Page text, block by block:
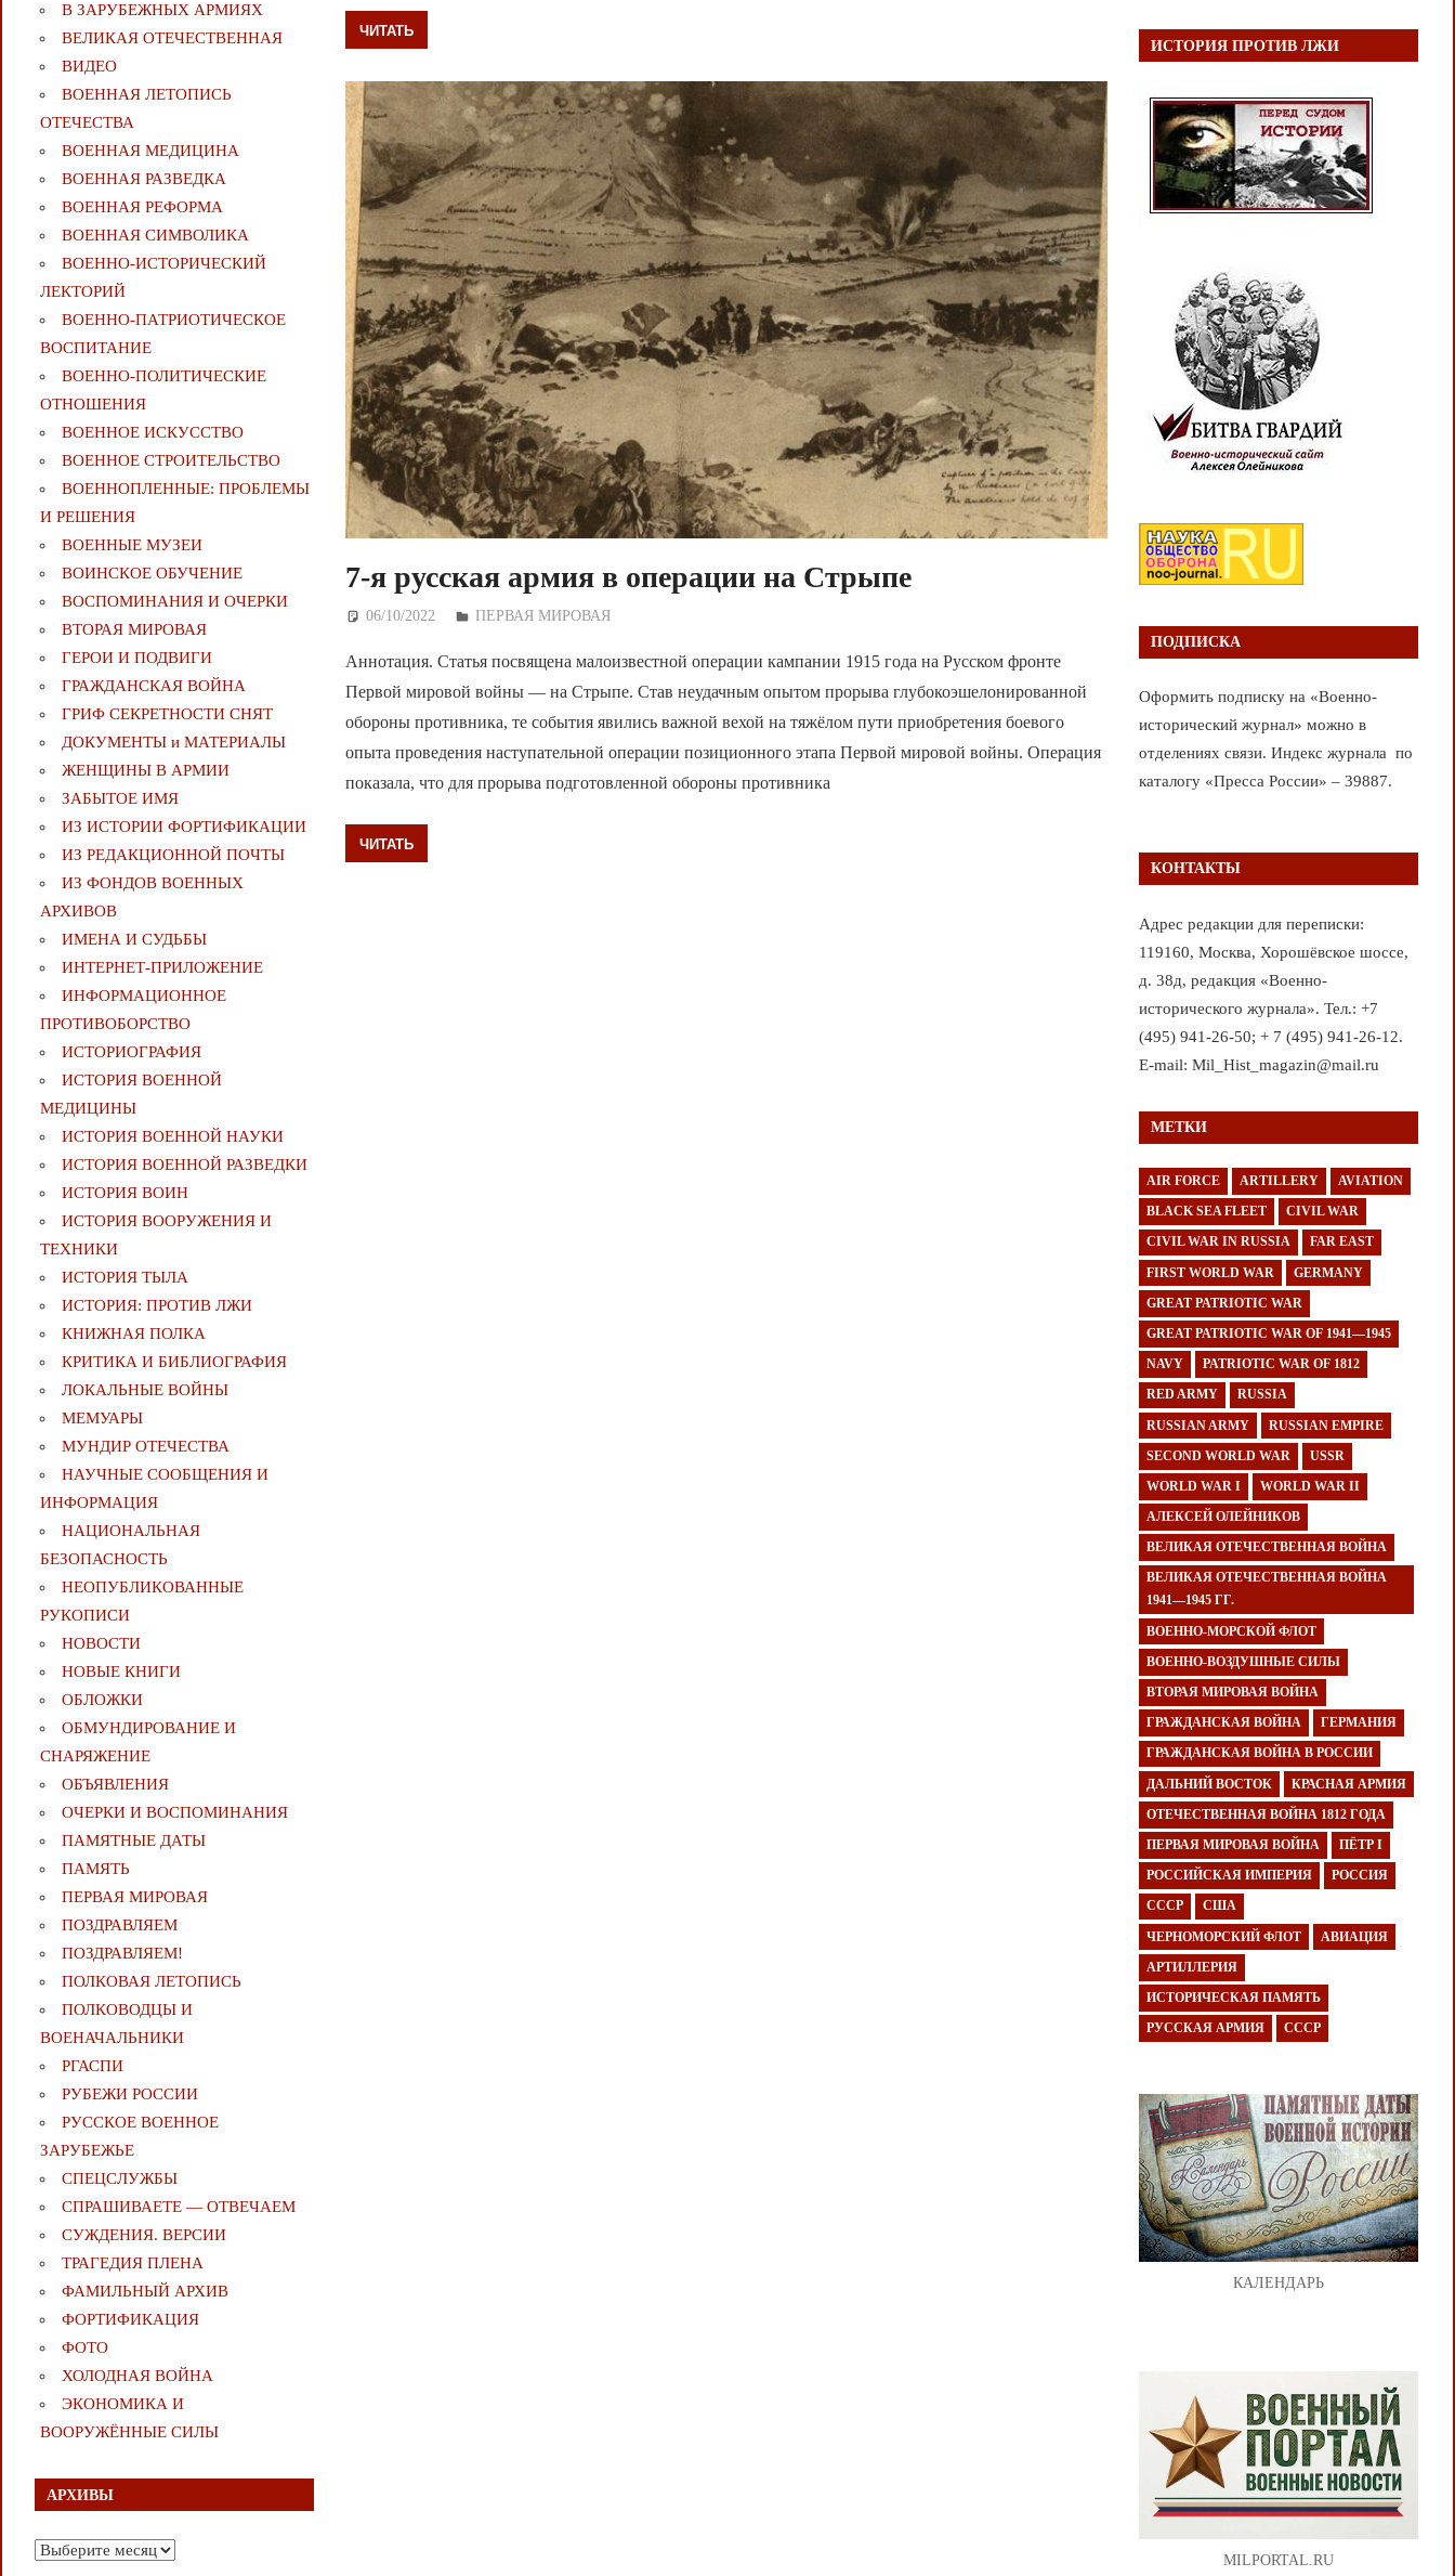
ЧИТАТЬ
7-я русская армия в операции на Стрыпе
06/10/2022 Дежурный по Редакции
ПЕРВАЯ МИРОВАЯ
Аннотация. Статья посвящена малоизвестной операции кампании 1915 года на Русском фронте
Первой мировой войны — на Стрыпе. Став неудачным опытом прорыва глубокоэшелонированной
обороны противника, те события явились важной вехой на тяжёлом пути приобретения боевого
опыта проведения наступательной операции позиционного этапа Первой мировой войны. Операция
показала, что для прорыва подготовленной обороны противника
ЧИТАТЬ
В ЗАРУБЕЖНЫХ АРМИЯХ
ВЕЛИКАЯ ОТЕЧЕСТВЕННАЯ
ВИДЕО
ВОЕННАЯ ЛЕТОПИСЬ
ОТЕЧЕСТВА
ВОЕННАЯ МЕДИЦИНА
ВОЕННАЯ РАЗВЕДКА
ВОЕННАЯ РЕФОРМА
ВОЕННАЯ СИМВОЛИКА
ВОЕННО-ИСТОРИЧЕСКИЙ
ЛЕКТОРИЙ
ВОЕННО-ПАТРИОТИЧЕСКОЕ
ВОСПИТАНИЕ
ВОЕННО-ПОЛИТИЧЕСКИE
ОТНОШЕНИЯ
ВОЕННОЕ ИСКУССТВО
ВОЕННОЕ СТРОИТЕЛЬСТВО
ВОЕННОПЛЕННЫЕ: ПРОБЛЕМЫ
И РЕШЕНИЯ
ВОЕННЫЕ МУЗЕИ
ВОИНСКОЕ ОБУЧЕНИЕ
ВОСПОМИНАНИЯ И ОЧЕРКИ
ВТОРАЯ МИРОВАЯ
ГЕРОИ И ПОДВИГИ
ГРАЖДАНСКАЯ ВОЙНА
ГРИФ СЕКРЕТНОСТИ СНЯТ
ДОКУМЕНТЫ и МАТЕРИАЛЫ
ЖЕНЩИНЫ В АРМИИ
ЗАБЫТОЕ ИМЯ
ИЗ ИСТОРИИ ФОРТИФИКАЦИИ
ИЗ РЕДАКЦИОННОЙ ПОЧТЫ
ИЗ ФОНДОВ ВОЕННЫХ
АРХИВОВ
ИМЕНА И СУДЬБЫ
ИНТЕРНЕТ-ПРИЛОЖЕНИЕ
ИНФОРМАЦИОННОЕ
ПРОТИВОБОРСТВО
ИСТОРИОГРАФИЯ
ИСТОРИЯ ВОЕННОЙ
МЕДИЦИНЫ
ИСТОРИЯ ВОЕННОЙ НАУКИ
ИСТОРИЯ ВОЕННОЙ РАЗВЕДКИ
ИСТОРИЯ ВОИН
ИСТОРИЯ ВООРУЖЕНИЯ И
ТЕХНИКИ
ИСТОРИЯ ТЫЛА
ИСТОРИЯ: ПРОТИВ ЛЖИ
КНИЖНАЯ ПОЛКА
КРИТИКА И БИБЛИОГРАФИЯ
ЛОКАЛЬНЫЕ ВОЙНЫ
МЕМУАРЫ
МУНДИР ОТЕЧЕСТВА
НАУЧНЫЕ СООБЩЕНИЯ И
ИНФОРМАЦИЯ
НАЦИОНАЛЬНАЯ
БЕЗОПАСНОСТЬ
НЕОПУБЛИКОВАННЫЕ
РУКОПИСИ
НОВОСТИ
НОВЫЕ КНИГИ
ОБЛОЖКИ
ОБМУНДИРОВАНИЕ И
СНАРЯЖЕНИЕ
ОБЪЯВЛЕНИЯ
ОЧЕРКИ И ВОСПОМИНАНИЯ
ПАМЯТНЫЕ ДАТЫ
ПАМЯТЬ
ПЕРВАЯ МИРОВАЯ
ПОЗДРАВЛЯЕМ
ПОЗДРАВЛЯЕМ!
ПОЛКОВАЯ ЛЕТОПИСЬ
ПОЛКОВОДЦЫ И
ВОЕНАЧАЛЬНИКИ
РГАСПИ
РУБЕЖИ РОССИИ
РУССКОЕ ВОЕННОЕ
ЗАРУБЕЖЬЕ
СПЕЦСЛУЖБЫ
СПРАШИВАЕТЕ — ОТВЕЧАЕМ
СУЖДЕНИЯ. ВЕРСИИ
ТРАГЕДИЯ ПЛЕНА
ФАМИЛЬНЫЙ АРХИВ
ФОРТИФИКАЦИЯ
ФОТО
ХОЛОДНАЯ ВОЙНА
ЭКОНОМИКА И
ВООРУЖЁННЫЕ СИЛЫ
АРХИВЫ
Архивы
ИСТОРИЯ ПРОТИВ ЛЖИ
ПОДПИСКА
Оформить подписку на «Военно-
исторический журнал» можно в
отделениях связи. Индекс журнала по
каталогу «Пресса России» – 39887.
КОНТАКТЫ
Адрес редакции для переписки:
119160, Москва, Хорошёвское шоссе,
д. 38д, редакция «Военно-
исторического журнала». Тел.: +7
(495) 941-26-50; + 7 (495) 941-26-12.
E-mail: Mil_Hist_magazin@mail.ru
МЕТКИ
AIR FORCE ARTILLERY AVIATION
BLACK SEA FLEET CIVIL WAR
CIVIL WAR IN RUSSIA FAR EAST
FIRST WORLD WAR GERMANY
GREAT PATRIOTIC WAR
GREAT PATRIOTIC WAR OF 1941—1945
NAVY PATRIOTIC WAR OF 1812
RED ARMY RUSSIA
RUSSIAN ARMY RUSSIAN EMPIRE
SECOND WORLD WAR USSR
WORLD WAR I WORLD WAR II
АЛЕКСЕЙ ОЛЕЙНИКОВ
ВЕЛИКАЯ ОТЕЧЕСТВЕННАЯ ВОЙНА
ВЕЛИКАЯ ОТЕЧЕСТВЕННАЯ ВОЙНА
1941—1945 ГГ.
ВОЕННО-МОРСКОЙ ФЛОТ
ВОЕННО-ВОЗДУШНЫЕ СИЛЫ
ВТОРАЯ МИРОВАЯ ВОЙНА
ГРАЖДАНСКАЯ ВОЙНА ГЕРМАНИЯ
ГРАЖДАНСКАЯ ВОЙНА В РОССИИ
ДАЛЬНИЙ ВОСТОК КРАСНАЯ АРМИЯ
ОТЕЧЕСТВЕННАЯ ВОЙНА 1812 ГОДА
ПЕРВАЯ МИРОВАЯ ВОЙНА ПЁТР I
РОССИЙСКАЯ ИМПЕРИЯ РОССИЯ
СССР США
ЧЕРНОМОРСКИЙ ФЛОТ АВИАЦИЯ
АРТИЛЛЕРИЯ
ИСТОРИЧЕСКАЯ ПАМЯТЬ
РУССКАЯ АРМИЯ СССР
КАЛЕНДАРЬ
MILPORTAL.RU